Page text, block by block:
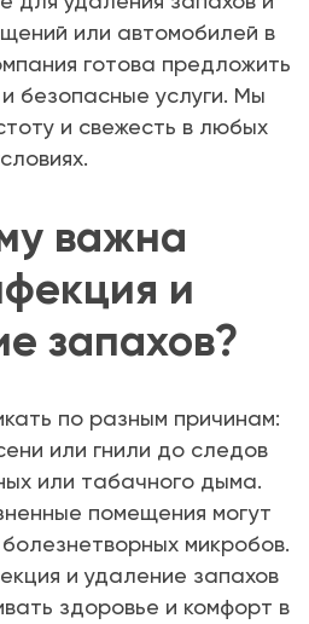
или автомобилей в
готова предложить
безопасные услуги. Мы
и свежесть в любых
важна
и
запахов?
по разным причинам:
или гнили до следов
или табачного дыма.
помещения могут
микробов.
и удаление запахов
здоровье и комфорт в